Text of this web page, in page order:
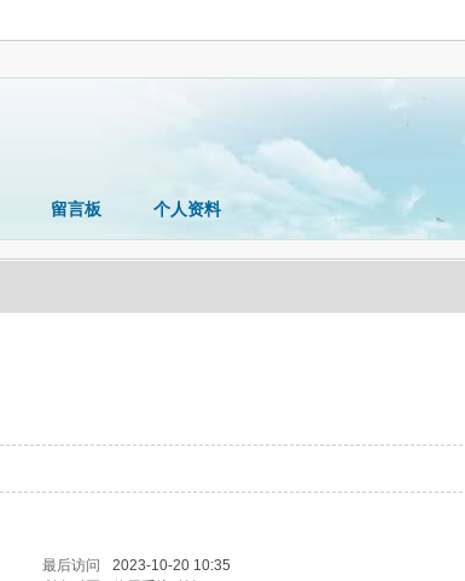
留言板 个人资料
最后访问
2023-10-20 10:35